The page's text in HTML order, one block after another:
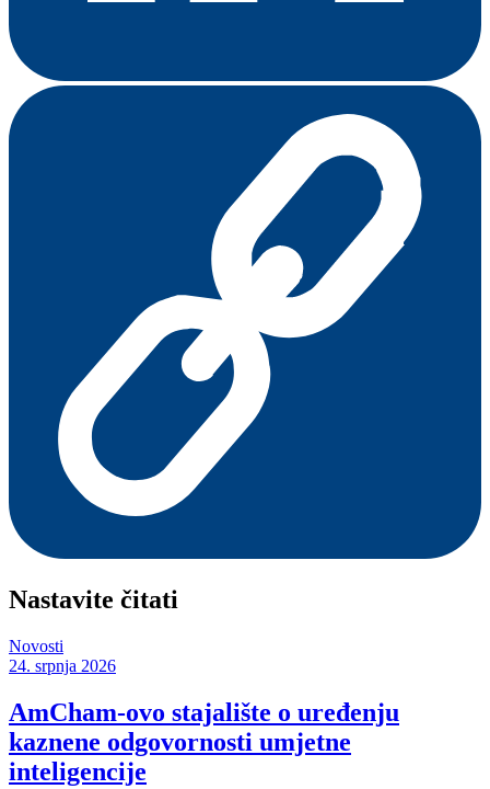
Nastavite čitati
Novosti
24. srpnja 2026
AmCham-ovo stajalište o uređenju
kaznene odgovornosti umjetne
inteligencije